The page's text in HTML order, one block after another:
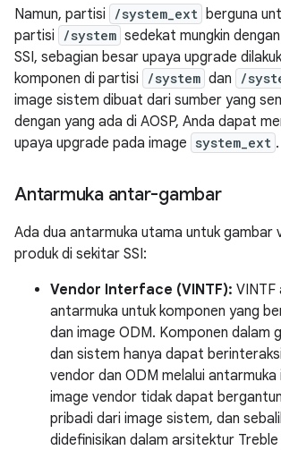
Namun, partisi
/system_ext berguna
partisi
/system sedekat mungkin
SSI, sebagian besar upaya upgrade
komponen di partisi
/system dan /
image sistem dibuat dari sumber yang
dengan yang ada di AOSP, Anda dapat
upaya upgrade pada image system_ext .
Antarmuka antar-gambar
Ada dua antarmuka utama untuk gambar
produk di sekitar SSI:
Vendor Interface (VINTF): VINTF
antarmuka untuk komponen yang
dan image ODM. Komponen dalam
dan sistem hanya dapat
vendor dan ODM melalui antarmuka
image vendor tidak dapat
pribadi dari image sistem, dan
didefinisikan dalam arsitektur